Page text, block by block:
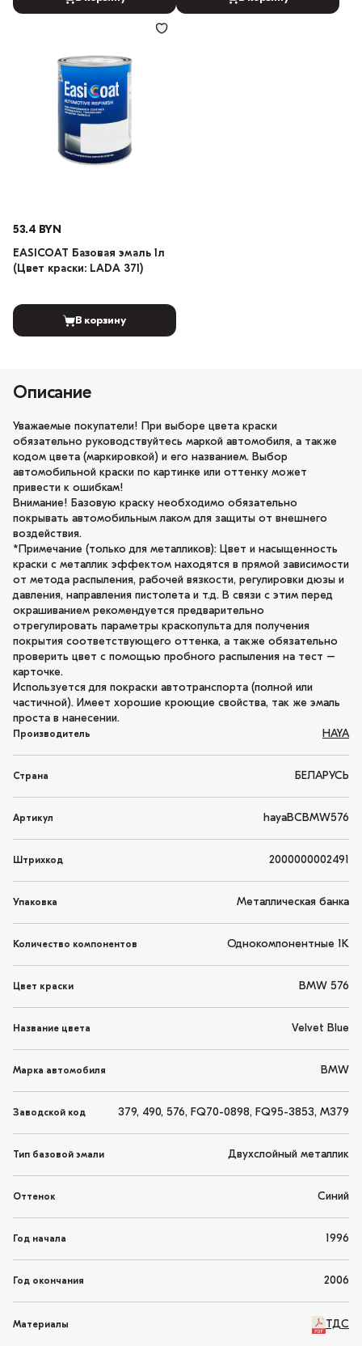
53.4 BYN
EASICOAT Базовая эмаль 1л
(Цвет краски: LADA 371)
В корзину
Описание
Уважаемые покупатели! При выборе цвета краски
обязательно руководствуйтесь маркой автомобиля, а также
кодом цвета (маркировкой) и его названием. Выбор
автомобильной краски по картинке или оттенку может
привести к ошибкам!
Внимание! Базовую краску необходимо обязательно
покрывать автомобильным лаком для защиты от внешнего
воздействия.
*Примечание (только для металликов): Цвет и насыщенность
краски с металлик эффектом находятся в прямой зависимости
от метода распыления, рабочей вязкости, регулировки дюзы и
давления, направления пистолета и т.д. В связи с этим перед
окрашиванием рекомендуется предварительно
отрегулировать параметры краскопульта для получения
покрытия соответствующего оттенка, а также обязательно
проверить цвет с помощью пробного распыления на тест –
карточке.
Используется для покраски автотранспорта (полной или
частичной). Имеет хорошие кроющие свойства, так же эмаль
проста в нанесении.
Производитель HAYA
Страна БЕЛАРУСЬ
Артикул hayaBCBMW576
Штрихкод 2000000002491
Упаковка Металлическая банка
Количество компонентов Однокомпонентные 1K
Цвет краски BMW 576
Название цвета Velvet Blue
Марка автомобиля BMW
Заводской код 379, 490, 576, FQ70-0898, FQ95-3853, M379
Тип базовой эмали Двухслойный металлик
Оттенок Синий
Год начала 1996
Год окончания 2006
Материалы ТДС